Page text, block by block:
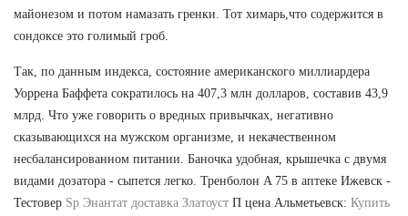
майонезом и потом намазать гренки. Тот химарь,что содержится в
сондоксе это голимый гроб.
Так, по данным индекса, состояние американского миллиардера
Уоррена Баффета сократилось на 407,3 млн долларов, составив 43,9
млрд. Что уже говорить о вредных привычках, негативно
сказывающихся на мужском организме, и некачественном
несбалансированном питании. Баночка удобная, крышечка с двумя
видами дозатора - сыпется легко. Тренболон A 75 в аптеке Ижевск -
Тестовер Sp Энантат доставка Златоуст П цена Альметьевск: Купить